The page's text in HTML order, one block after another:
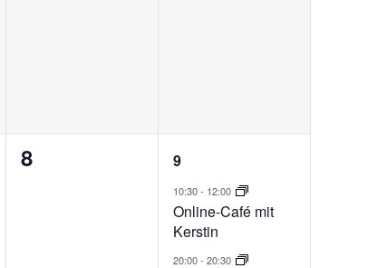
0
Veranstaltungen,
8
2
Veranstaltungen,
9
10:30- 12:00
Online-Café mit
Kerstin
20:00-20:30